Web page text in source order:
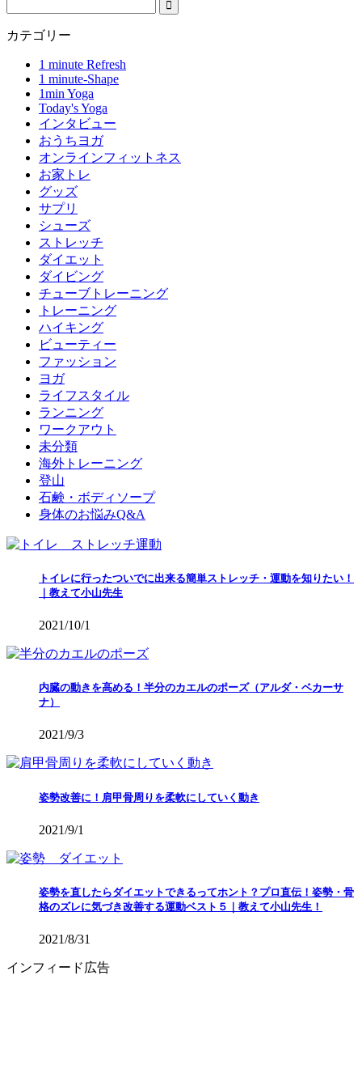
カテゴリー
1 minute Refresh
1 minute-Shape
1min Yoga
Today's Yoga
インタビュー
おうちヨガ
オンラインフィットネス
お家トレ
グッズ
サプリ
シューズ
ストレッチ
ダイエット
ダイビング
チューブトレーニング
トレーニング
ハイキング
ビューティー
ファッション
ヨガ
ライフスタイル
ランニング
ワークアウト
未分類
海外トレーニング
登山
石鹸・ボディソープ
身体のお悩みQ&A
トイレに行ったついでに出来る簡単ストレッチ・運動を知りたい！
｜教えて小山先生
2021/10/1
内臓の動きを高める！半分のカエルのポーズ（アルダ・ベカーサ
ナ）
2021/9/3
姿勢改善に！肩甲骨周りを柔軟にしていく動き
2021/9/1
姿勢を直したらダイエットできるってホント？プロ直伝！姿勢・骨
格のズレに気づき改善する運動ベスト５｜教えて小山先生！
2021/8/31
インフィード広告